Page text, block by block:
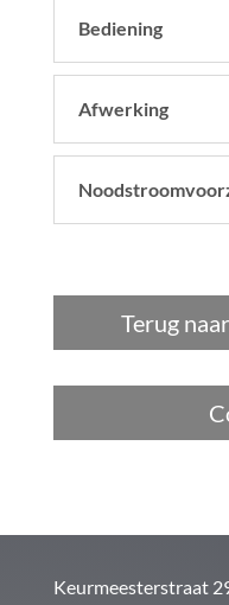
Bediening
Afwerking
Terug
Keurmeesterstraat